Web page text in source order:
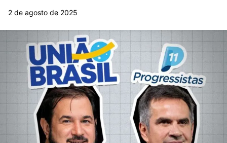
2 de agosto de 2025